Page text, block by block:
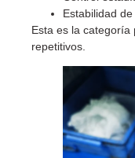
Estabilidad
Esta es la
repetitivos.